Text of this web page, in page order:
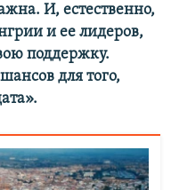
И, естественно,
и ее лидеров,
поддержку.
для того,